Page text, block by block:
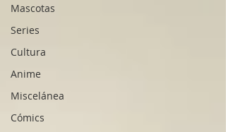
Mascotas
Series
Cultura
Anime
Miscelánea
Cómics